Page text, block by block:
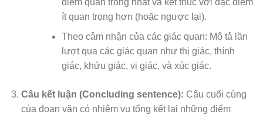
ít quan trọng hơn (hoặc ngược lại).
Theo cảm nhận của các giác quan: Mô tả lần
lượt qua các giác quan như thị giác, thính
giác, khứu giác, vị giác, và xúc giác.
Câu kết luận (Concluding sentence): Câu cuối cùng
của đoạn văn có nhiệm vụ tổng kết lại những điểm